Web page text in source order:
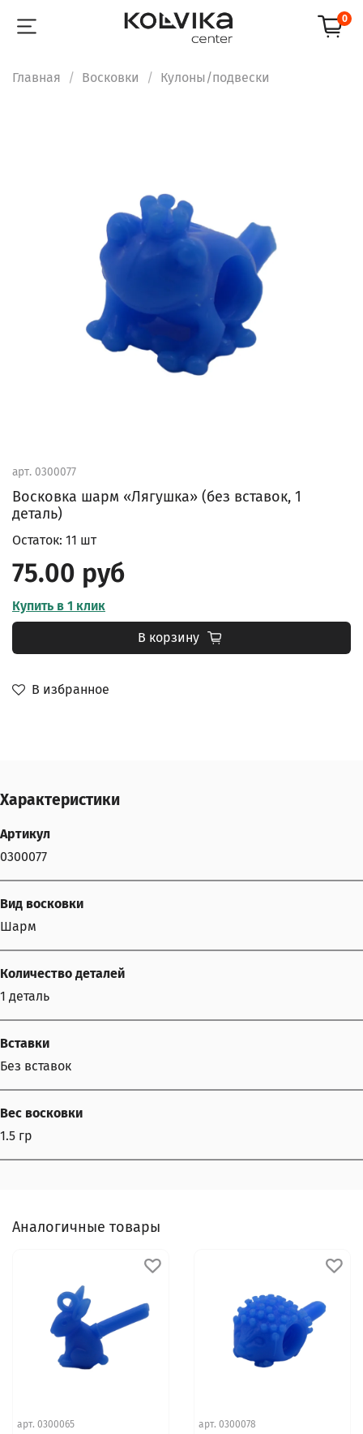
0
Главная Восковки Кулоны/подвески
арт. 0300077
Восковка шарм «Лягушка» (без вставок, 1
деталь)
В избранное
Остаток: 11 шт
75.00 руб
Купить в 1 клик
В корзину
Характеристики
Артикул
0300077
Вид восковки
Шарм
Количество деталей
1 деталь
Вставки
Без вставок
Вес восковки
1.5 гр
Аналогичные товары
арт. 0300065 арт. 0300078